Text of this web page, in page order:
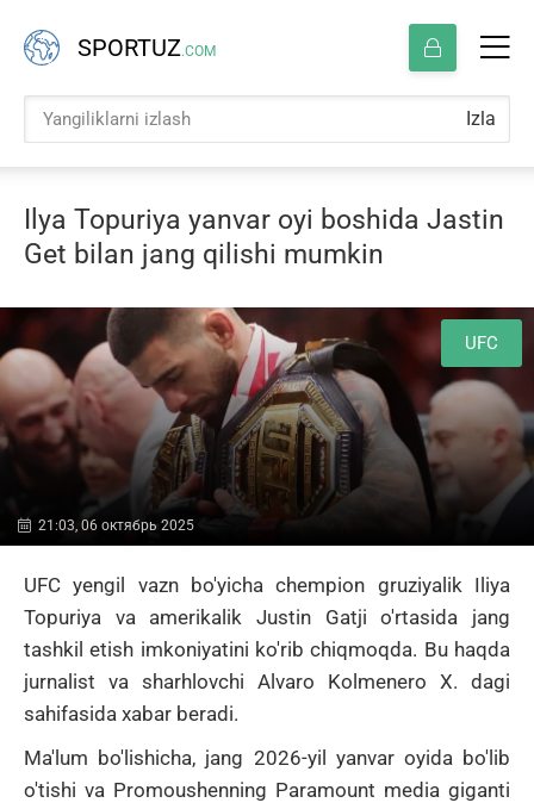
SPORTUZ.COM
Izla
Ilya Topuriya yanvar oyi boshida Jastin
Get bilan jang qilishi mumkin
UFC
21:03, 06 октябрь 2025
UFC yengil vazn bo'yicha chempion gruziyalik Iliya
Topuriya va amerikalik
Justin Gatji o'rtasida jang
tashkil etish imkoniyatini ko'rib chiqmoqda. Bu haqda
jurnalist va sharhlovchi Alvaro Kolmenero X. dagi
sahifasida xabar beradi.
Ma'lum bo'lishicha, jang 2026-yil yanvar oyida bo'lib
o'tishi va Promoushenning Paramount media giganti